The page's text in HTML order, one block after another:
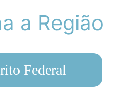
a Região
Federal